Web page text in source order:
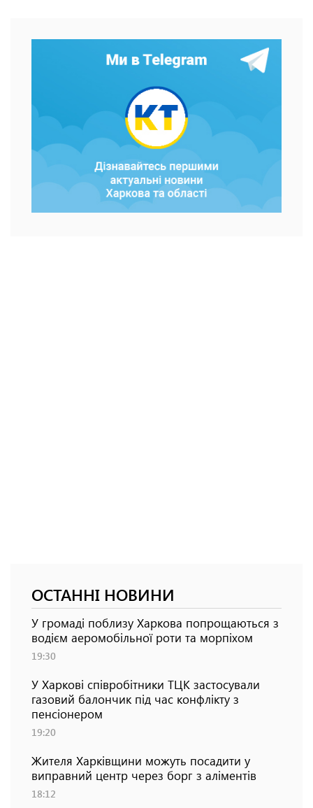
ОСТАННІ НОВИНИ
У громаді поблизу Харкова попрощаються з
водієм аеромобільної роти та морпіхом
19:30
У Харкові співробітники ТЦК застосували
газовий балончик під час конфлікту з
пенсіонером
19:20
Жителя Харківщини можуть посадити у
виправний центр через борг з аліментів
18:12